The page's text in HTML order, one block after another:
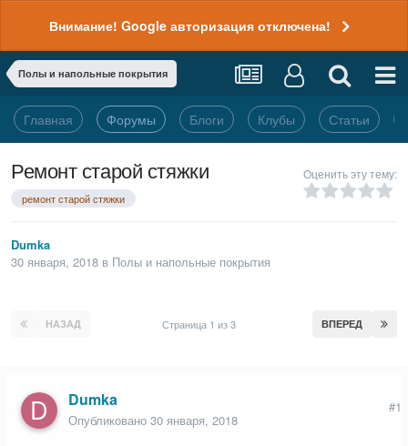
Внимание! Google авторизация отключена!
Полы и напольные покрытия
Главная Форумы Блоги Клубы Статьи
Ремонт старой стяжки
ремонт старой стяжки
Оценить эту тему:
Dumka
30 января, 2018 в Полы и напольные покрытия
НАЗАД ВПЕРЕД
Страница 1 из 3
Dumka
Опубликовано 30 января, 2018
#1